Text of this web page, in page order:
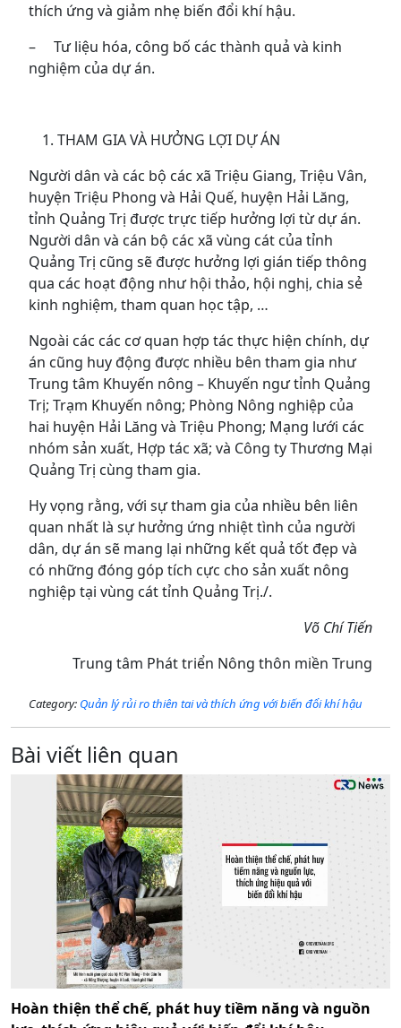
thích ứng và giảm nhẹ biến đổi khí hậu.
– Tư liệu hóa, công bố các thành quả và kinh
nghiệm của dự án.
THAM GIA VÀ HƯỞNG LỢI DỰ ÁN
Người dân và các bộ các xã Triệu Giang, Triệu Vân,
huyện Triệu Phong và Hải Quế, huyện Hải Lăng,
tỉnh Quảng Trị được trực tiếp hưởng lợi từ dự án.
Người dân và cán bộ các xã vùng cát của tỉnh
Quảng Trị cũng sẽ được hưởng lợi gián tiếp thông
qua các hoạt động như hội thảo, hội nghị, chia sẻ
kinh nghiệm, tham quan học tập, …
Ngoài các các cơ quan hợp tác thực hiện chính, dự
án cũng huy động được nhiều bên tham gia như
Trung tâm Khuyến nông – Khuyến ngư tỉnh Quảng
Trị; Trạm Khuyến nông; Phòng Nông nghiệp của
hai huyện Hải Lăng và Triệu Phong; Mạng lưới các
nhóm sản xuất, Hợp tác xã; và Công ty Thương Mại
Quảng Trị cùng tham gia.
Hy vọng rằng, với sự tham gia của nhiều bên liên
quan nhất là sự hưởng ứng nhiệt tình của người
dân, dự án sẽ mang lại những kết quả tốt đẹp và
có những đóng góp tích cực cho sản xuất nông
nghiệp tại vùng cát tỉnh Quảng Trị./.
Võ Chí Tiến
Trung tâm Phát triển Nông thôn miền Trung
Category: Quản lý rủi ro thiên tai và thích ứng với biến đổi khí hậu
Bài viết liên quan
Hoàn thiện thể chế, phát huy tiềm năng và nguồn